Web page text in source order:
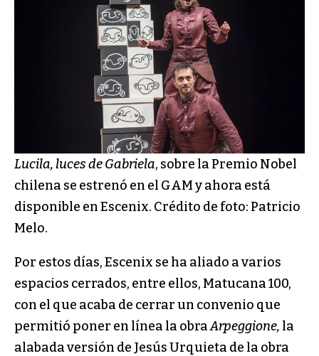
Lucila, luces de Gabriela, sobre la Premio Nobel
chilena se estrenó en el GAM y ahora está
disponible en Escenix. Crédito de foto: Patricio
Melo.
Por estos días, Escenix se ha aliado a varios
espacios cerrados, entre ellos, Matucana 100,
con el que acaba de cerrar un convenio que
permitió poner en línea la obraArpeggione, la
alabada versión de Jesús Urquieta de la obra